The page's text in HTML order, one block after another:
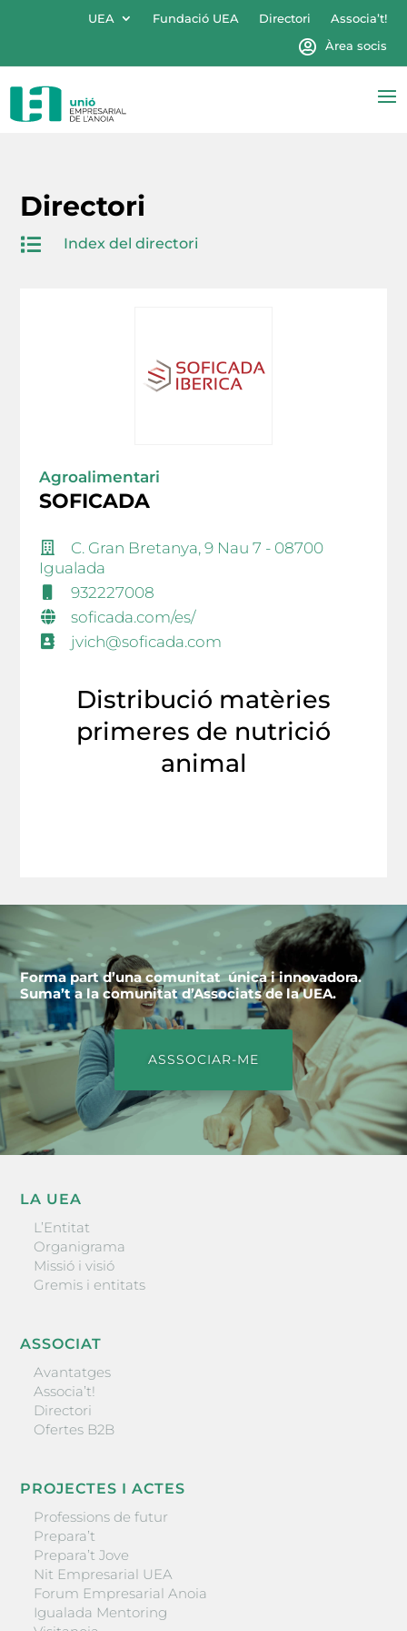
UEA Fundació UEA Directori
Associa’t!
Àrea socis
Directori
 Index del directori
Agroalimentari
SOFICADA
C. Gran Bretanya, 9 Nau 7 - 08700
Igualada
932227008
soficada.com/es/
jvich@soficada.com
Distribució matèries
primeres de nutrició
animal
Forma part d’una comunitat única i innovadora.
Suma’t a la comunitat d’Associats de la UEA.
ASSSOCIAR-ME
LA UEA
L’Entitat
Organigrama
Missió i visió
Gremis i entitats
ASSOCIAT
Avantatges
Associa’t!
Directori
Ofertes B2B
PROJECTES I ACTES
Professions de futur
Prepara’t
Prepara’t Jove
Nit Empresarial UEA
Forum Empresarial Anoia
Igualada Mentoring